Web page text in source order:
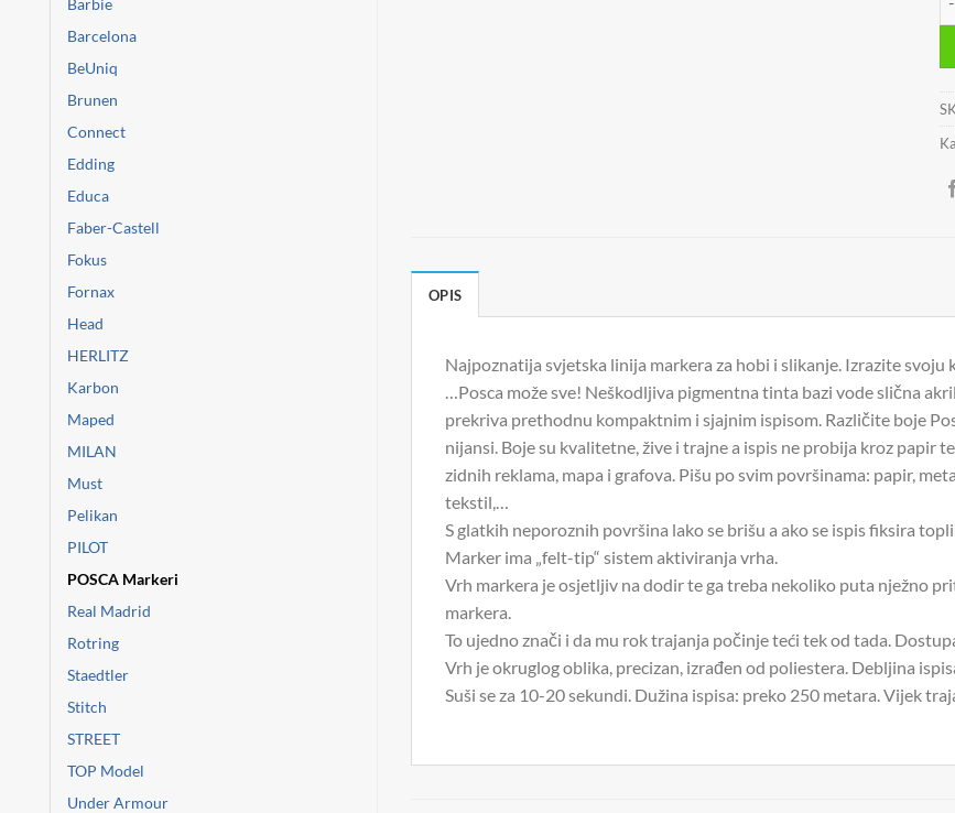
Barcelona
BeUniq
Brunen
Connect
Edding
Educa
Faber-Castell
Fokus
Fornax
Head
HERLITZ
Karbon
Maped
MILAN
Must
Pelikan
PILOT
POSCA Markeri
Real Madrid
Rotring
Staedtler
Stitch
STREET
TOP Model
Under Armour
OPIS
Najpoznatija svjetska linija markera za hobi i slikanje. Izrazite
…Posca može sve! Neškodljiva pigmentna tinta bazi vode slična
prekriva prethodnu kompaktnim i sjajnim ispisom. Različite boje
nijansi. Boje su kvalitetne, žive i trajne a ispis ne probija kroz papir
zidnih reklama, mapa i grafova. Pišu po svim površinama: papir,
tekstil,…
S glatkih neporoznih površina lako se brišu a ako se ispis fiksira
Marker ima „felt-tip“ sistem aktiviranja vrha.
Vrh markera je osjetljiv na dodir te ga treba nekoliko puta nježno
markera.
To ujedno znači i da mu rok trajanja počinje teći tek od tada.
Vrh je okruglog oblika, precizan, izrađen od poliestera. Debljina
Suši se za 10-20 sekundi. Dužina ispisa: preko 250 metara. Vijek